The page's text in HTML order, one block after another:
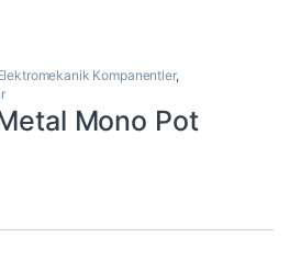
Kompanentler,
Mono Pot